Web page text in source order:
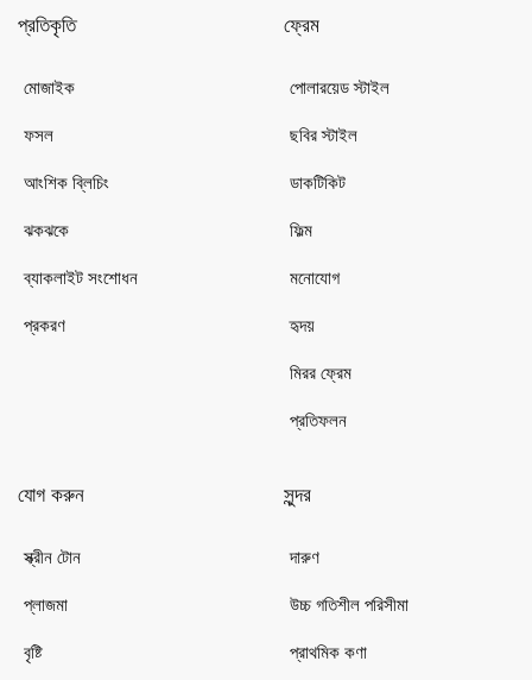
প্রতিকৃতি
মোজাইক
ফসল
আংশিক ব্লিচিং
ঝকঝকে
ব্যাকলাইট সংশোধন
প্রকরণ
ফ্রেম
পোলারয়েড স্টাইল
ছবির স্টাইল
ডাকটিকিট
ফিল্ম
মনোযোগ
হৃদয়
মিরর ফ্রেম
প্রতিফলন
যোগ করুন
স্ক্রীন টোন
প্লাজমা
বৃষ্টি
সুন্দর
দারুণ
উচ্চ গতিশীল পরিসীমা
প্রাথমিক কণা